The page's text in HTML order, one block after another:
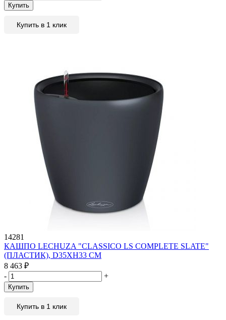
Купить
Купить в 1 клик
14281
КАШПО LECHUZA "CLASSICO LS COMPLETE SLATE"
(ПЛАСТИК), D35XH33 СМ
8 463 ₽
-
+
Купить
Купить в 1 клик